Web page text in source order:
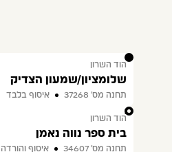
1
הוד השרון
שלומציון/שמעון הצדיק
תחנה מס׳ 37268
איסוף בלבד
2
הוד השרון
בית ספר נווה נאמן
תחנה מס׳ 34607
איסוף והורדה